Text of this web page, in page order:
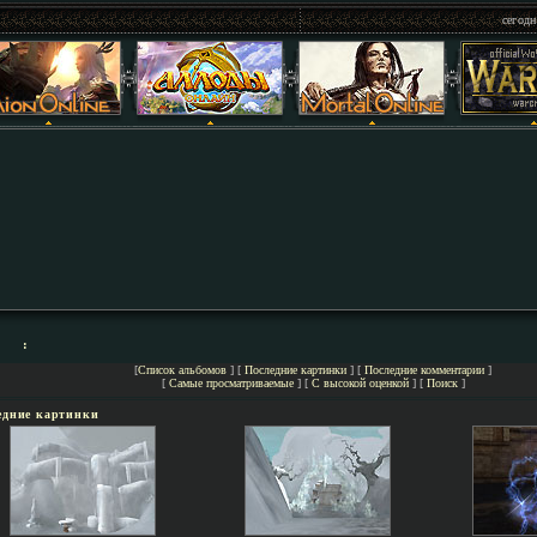
:
[Список альбомов ] [ Последние картинки ] [ Последние комментарии ]
[ Самые просматриваемые] [ С высокой оценкой] [ Поиск]
картинки